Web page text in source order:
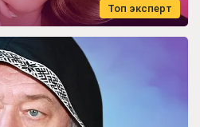
Топ эксперт